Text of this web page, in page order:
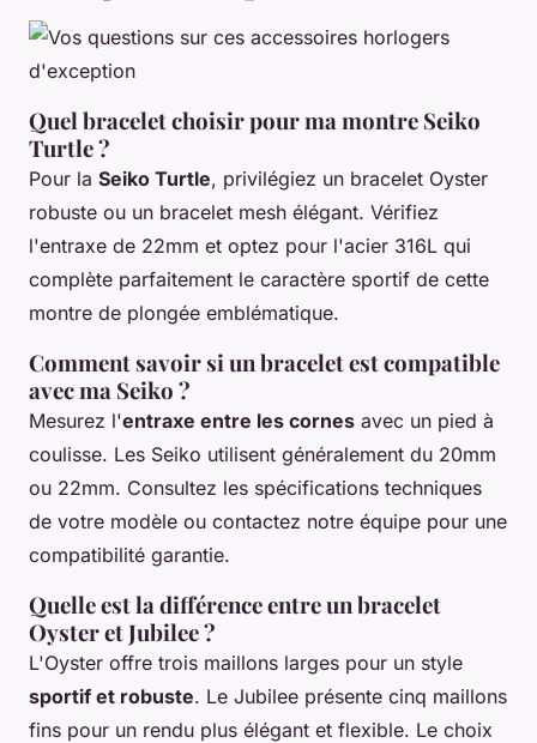
Quel bracelet choisir pour ma montre Seiko
Turtle ?
Pour la Seiko Turtle, privilégiez un bracelet Oyster
robuste ou un bracelet mesh élégant. Vérifiez
l'entraxe de 22mm et optez pour l'acier 316L qui
complète parfaitement le caractère sportif de cette
montre de plongée emblématique.
Comment savoir si un bracelet est compatible
avec ma Seiko ?
Mesurez l'entraxe entre les cornes avec un pied à
coulisse. Les Seiko utilisent généralement du 20mm
ou 22mm. Consultez les spécifications techniques
de votre modèle ou contactez notre équipe pour une
compatibilité garantie.
Quelle est la différence entre un bracelet
Oyster et Jubilee ?
L'Oyster offre trois maillons larges pour un style
sportif et robuste. Le Jubilee présente cinq maillons
fins pour un rendu plus élégant et flexible. Le choix